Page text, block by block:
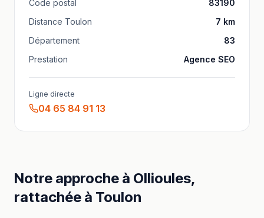
Code postal
83190
Distance Toulon 7 km
Département
83
Prestation
Agence SEO
Ligne directe
04 65 84 91 13
Notre approche à Ollioules,
rattachée à Toulon